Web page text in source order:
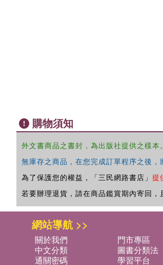
購物須知
外文書商品之書封，為出版社提供之樣
無庫存之商品，在您完成訂單程序之後
為了保護您的權益，「三民網路書店」 提
若要辦理退貨，請在商品鑑賞期內寄回
網站導航 >>
關於我們 門市專區
中文分類
圖書分類法
通關密碼
學習平台